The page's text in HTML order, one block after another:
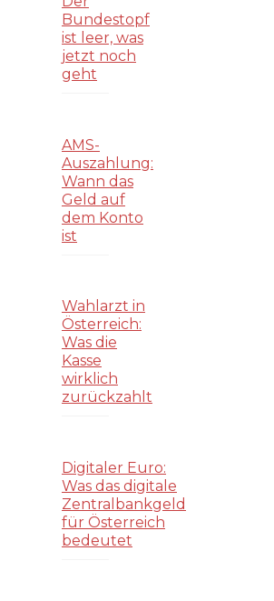
Bundestopf
ist leer, was
jetzt noch
geht
AMS-
Auszahlung:
Wann das
Geld auf
dem Konto
ist
Wahlarzt in
Österreich:
Was die
Kasse
wirklich
zurückzahlt
Digitaler Euro:
Was das digitale
Zentralbankgeld
für Österreich
bedeutet